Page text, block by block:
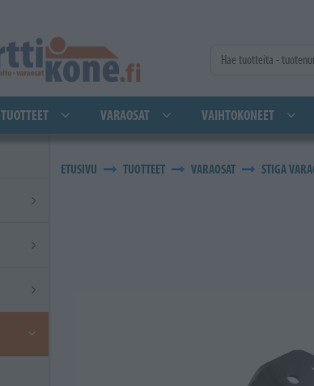
TUOTTEET VARAOSAT VAIHTOKONEET
ETUSIVU TUOTTEET VARAOSAT STIGA